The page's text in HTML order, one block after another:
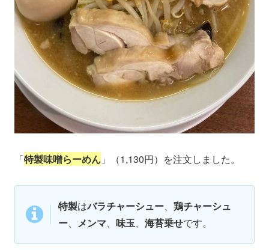
「特製味噌らーめん 」（1,130円）を注文しました。
特製はバラチャーシュー、 鶏チャーシュ
ー、 メンマ、 味玉、 海苔乗せです。